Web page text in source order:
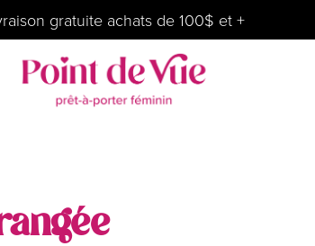
gratuite achats de 100$ et +